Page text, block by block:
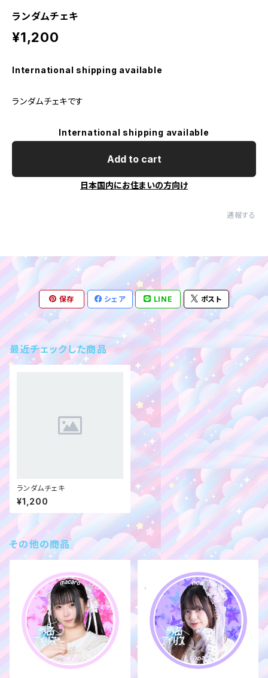
ランダムチェキ
¥1,200
International shipping available
ランダムチェキです
International shipping available
Add to cart
日本国内にお住まいの方向け
通報する
保存 シェア LINE ポスト
最近チェックした商品
ランダムチェキ
¥1,200
その他の商品